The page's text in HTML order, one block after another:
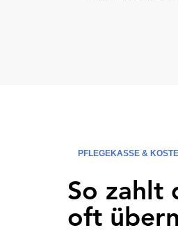
PFLEGEKASSE &
So zahlt
oft